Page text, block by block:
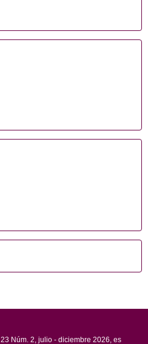
23 Núm. 2, julio - diciembre 2026, es